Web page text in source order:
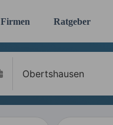
Firmen Ratgeber